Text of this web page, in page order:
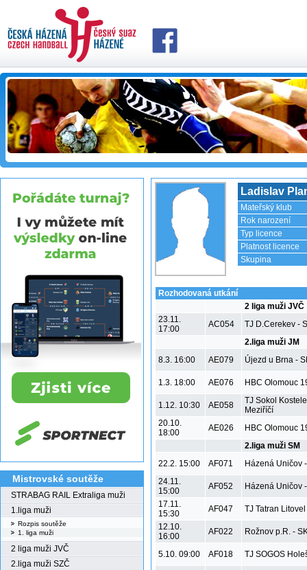
Mistrovské soutěže
STRABAG RAIL Extraliga muži
1.liga muži
Rozpis soutěže
1. liga muži
2 liga muži JVČ
2.liga muži SZČ
Ladislav
Mateřský klub
Rok narození
Typ licence
Platnost licence
Skupina
Rozhodovaná utkání
2 liga muži JVČ
23.11.
17:00
AC054
TJ D.Cerekev -
2.liga muži JM
8.3. 16:00
AE079 Újezd u Brna -
1.3. 18:00 AE076 HBC Olomouc
1.12. 10:30 AE058
TJ Sokol
Meziříčí
20.10.
18:00
AE026
HBC Olomouc
2.liga muži SM
22.2. 15:00
AF071
Házená Uničov
24.11.
15:00
AF052
Házená Uničov
17.11.
15:30
AF047
TJ Tatran
12.10.
16:00
AF022 Rožnov p.R. -
5.10. 09:00 AF018 TJ SOGOS